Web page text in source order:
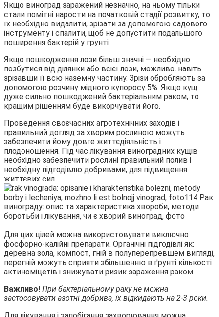
Якщо виноград заражений незначно, на ньому тільки
стали помітні нарости на початковій стадії розвитку, то
їх необхідно видалити, зрізати за допомогою садового
інструменту і спалити, щоб не допустити подальшого
поширення бактерій у грунті.
Якщо пошкодження лози більш значні — необхідно
позбутися від ділянки або всієї лози, можливо, навіть
зрізавши її всю наземну частину. Зрізи обробляють за
допомогою розчину мідного купоросу 5%. Якщо кущ
дуже сильно пошкоджений бактеріальним раком, то
кращим рішенням буде викорчувати його.
Проведення своєчасних агротехнічних заходів і
правильний догляд за хворим рослиною можуть
забезпечити йому довге життєдіяльність і
плодоношення. Під час лікування виноградних кущів
необхідно забезпечити рослині правильний полив і
необхідну підгодівлю добривами, для підвищення
життєвих сил.
Для цих цілей можна використовувати виключно
фосфорно-калійні препарати. Органічні підгодівлі як:
деревна зола, компост, гній в полуперепревшем вигляді,
перегній можуть сприяти збільшенню в ґрунті кількості
актиноміцетів і знижувати ризик зараження раком.
Важливо! При бактеріальному раку не можна
застосовувати азотні добрива, їх відкидають на 2-3 роки.